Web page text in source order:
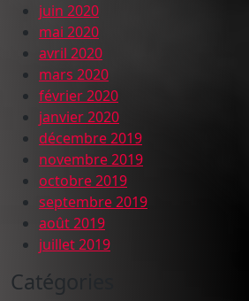
juin 2020
mai 2020
avril 2020
mars 2020
février 2020
janvier 2020
décembre 2019
novembre 2019
octobre 2019
septembre 2019
août 2019
juillet 2019
Catégories